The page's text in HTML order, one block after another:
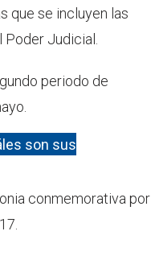
que se incluyen las
Poder Judicial.
periodo de
son sus
conmemorativa por